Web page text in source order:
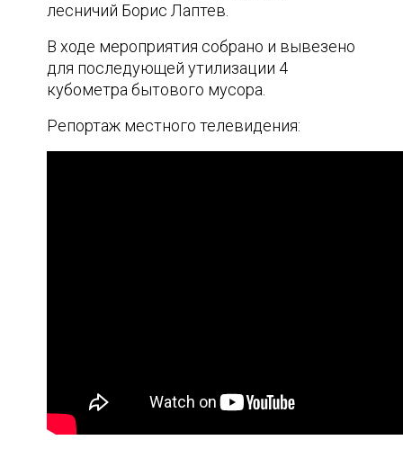
лесничий Борис Лаптев.
В ходе мероприятия собрано и вывезено
для последующей утилизации 4
кубометра бытового мусора.
Репортаж местного телевидения: